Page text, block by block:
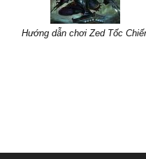
Hướng dẫn chơi Zed Tốc